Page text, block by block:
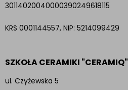
30114020040000390249618115
KRS 0001144557, NIP: 5214099429
SZKOŁA CERAMIKI "CERAMIQ"
ul. Czyżewska 5